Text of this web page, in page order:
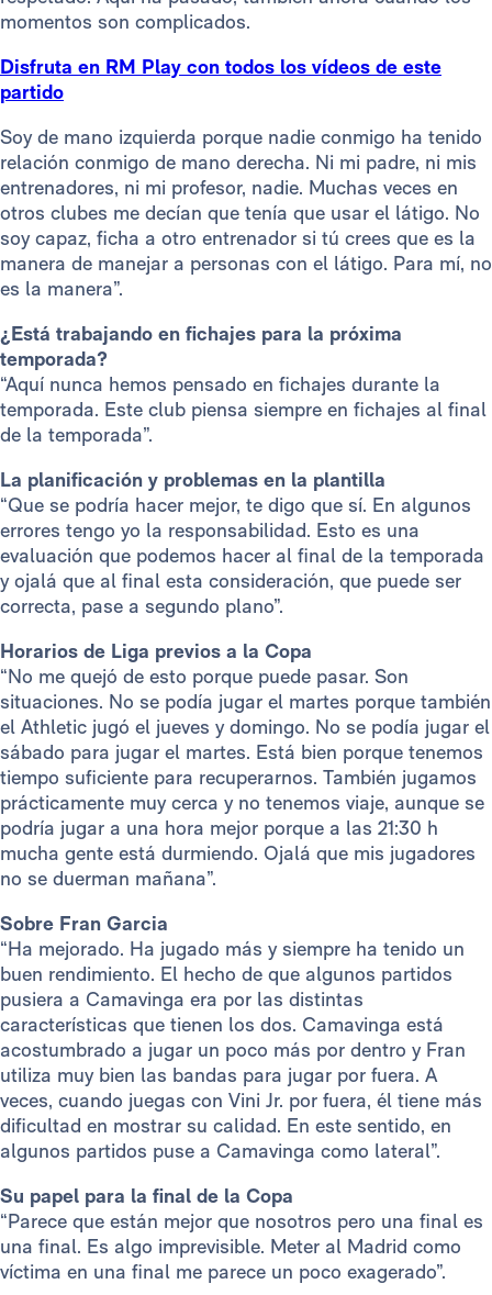
momentos son complicados.
Disfruta en RM Play con todos los vídeos de este
partido
Soy de mano izquierda porque nadie conmigo ha tenido
relación conmigo de mano derecha. Ni mi padre, ni mis
entrenadores, ni mi profesor, nadie. Muchas veces en
otros clubes me decían que tenía que usar el látigo. No
soy capaz, ficha a otro entrenador si tú crees que es la
manera de manejar a personas con el látigo. Para mí, no
es la manera”.
¿Está trabajando en fichajes para la próxima
temporada?
“Aquí nunca hemos pensado en fichajes durante la
temporada. Este club piensa siempre en fichajes al final
de la temporada”.
La planificación y problemas en la plantilla
“Que se podría hacer mejor, te digo que sí. En algunos
errores tengo yo la responsabilidad. Esto es una
evaluación que podemos hacer al final de la temporada
y ojalá que al final esta consideración, que puede ser
correcta, pase a segundo plano”.
Horarios de Liga previos a la Copa
“No me quejó de esto porque puede pasar. Son
situaciones. No se podía jugar el martes porque también
el Athletic jugó el jueves y domingo. No se podía jugar el
sábado para jugar el martes. Está bien porque tenemos
tiempo suficiente para recuperarnos. También jugamos
prácticamente muy cerca y no tenemos viaje, aunque se
podría jugar a una hora mejor porque a las 21:30 h
mucha gente está durmiendo. Ojalá que mis jugadores
no se duerman mañana”.
Sobre Fran Garcia
“Ha mejorado. Ha jugado más y siempre ha tenido un
buen rendimiento. El hecho de que algunos partidos
pusiera a Camavinga era por las distintas
características que tienen los dos. Camavinga está
acostumbrado a jugar un poco más por dentro y Fran
utiliza muy bien las bandas para jugar por fuera. A
veces, cuando juegas con Vini Jr. por fuera, él tiene más
dificultad en mostrar su calidad. En este sentido, en
algunos partidos puse a Camavinga como lateral”.
Su papel para la final de la Copa
“Parece que están mejor que nosotros pero una final es
una final. Es algo imprevisible. Meter al Madrid como
víctima en una final me parece un poco exagerado”.